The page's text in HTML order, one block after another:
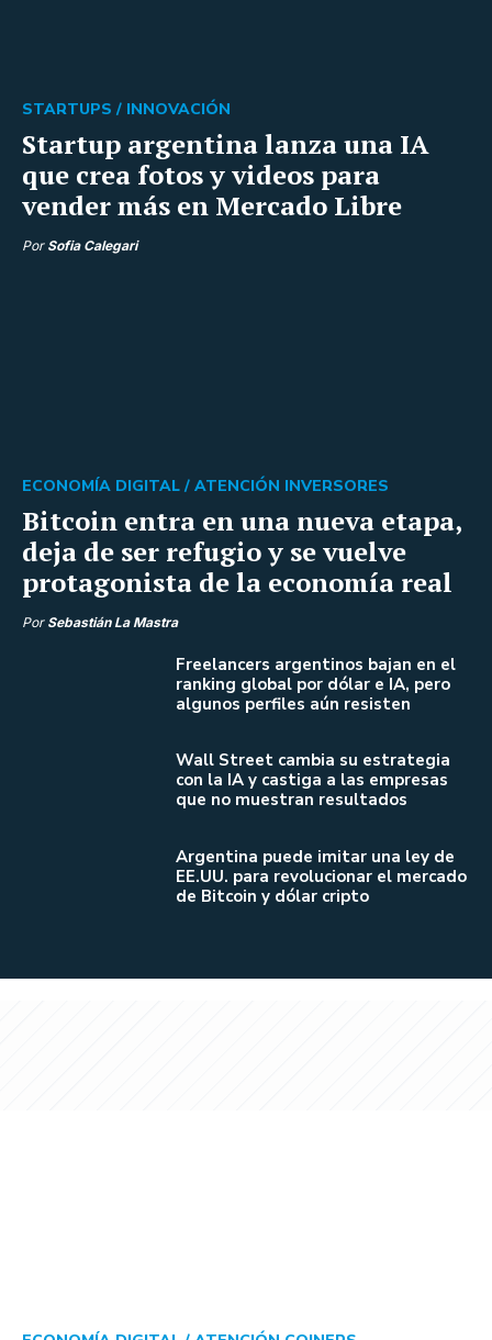
Startup argentina lanza una IA
que crea fotos y videos para
vender más en Mercado Libre
STARTUPS / INNOVACIÓN
Por Sofia Calegari
Bitcoin entra en una nueva etapa,
deja de ser refugio y se vuelve
protagonista de la economía real
ECONOMÍA DIGITAL / ATENCIÓN INVERSORES
Por Sebastián La Mastra
Freelancers argentinos bajan en el
ranking global por dólar e IA, pero
algunos perfiles aún resisten
Wall Street cambia su estrategia
con la IA y castiga a las empresas
que no muestran resultados
Argentina puede imitar una ley de
EE.UU. para revolucionar el mercado
de Bitcoin y dólar cripto